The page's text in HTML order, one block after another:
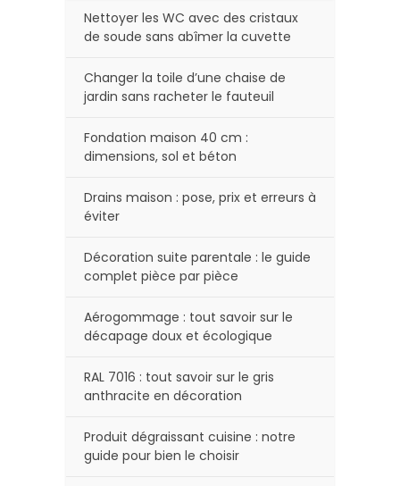
Nettoyer les WC avec des cristaux
de soude sans abîmer la cuvette
Changer la toile d’une chaise de
jardin sans racheter le fauteuil
Fondation maison 40 cm :
dimensions, sol et béton
Drains maison : pose, prix et erreurs à
éviter
Décoration suite parentale : le guide
complet pièce par pièce
Aérogommage : tout savoir sur le
décapage doux et écologique
RAL 7016 : tout savoir sur le gris
anthracite en décoration
Produit dégraissant cuisine : notre
guide pour bien le choisir